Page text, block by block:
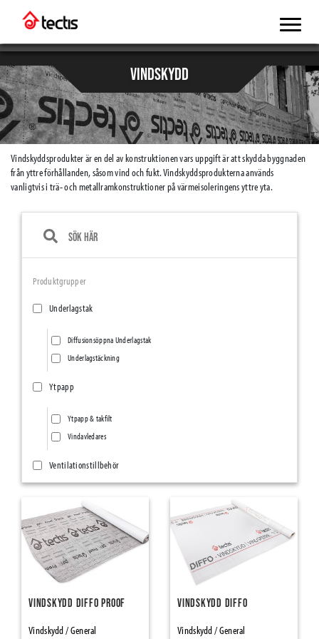
VINDSKYDD
Vindskyddsprodukter är en del av konstruktionen vars uppgift är att skydda byggnaden
från yttre förhållanden, såsom vind och fukt. Vindskyddsprodukterna används
vanligtvis i trä- och metallramkonstruktioner på värmeisoleringens yttre yta.
Produktgrupper
Underlagstak
Diffusionsöppna Underlagstak
Underlagstäckning
Ytpapp
Ytpapp & takfilt
Vindavledares
Ventilationstillbehör
Övriga ventilationstillbehör
Ång- & Luftspärrar
Vindskydd
SillSealing PE-Foam & Bitumen
Vindskydd Diffo Proof
Vindskydd / General
Vindskydd Diffo
Vindskydd / General